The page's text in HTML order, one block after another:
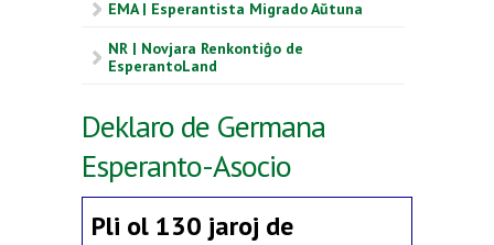
EMA | Esperantista Migrado Aŭtuna
NR | Novjara Renkontiĝo de
EsperantoLand
Deklaro de Germana
Esperanto-Asocio
Pli ol 130 jaroj de